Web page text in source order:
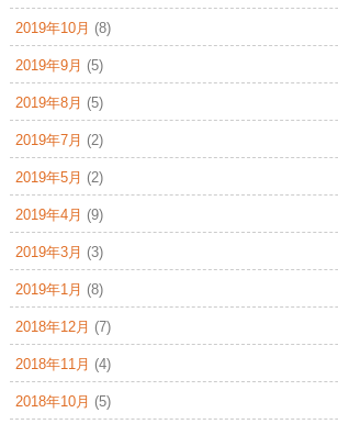
2019年10月 (8)
2019年9月 (5)
2019年8月 (5)
2019年7月 (2)
2019年5月 (2)
2019年4月 (9)
2019年3月 (3)
2019年1月 (8)
2018年12月 (7)
2018年11月 (4)
2018年10月 (5)